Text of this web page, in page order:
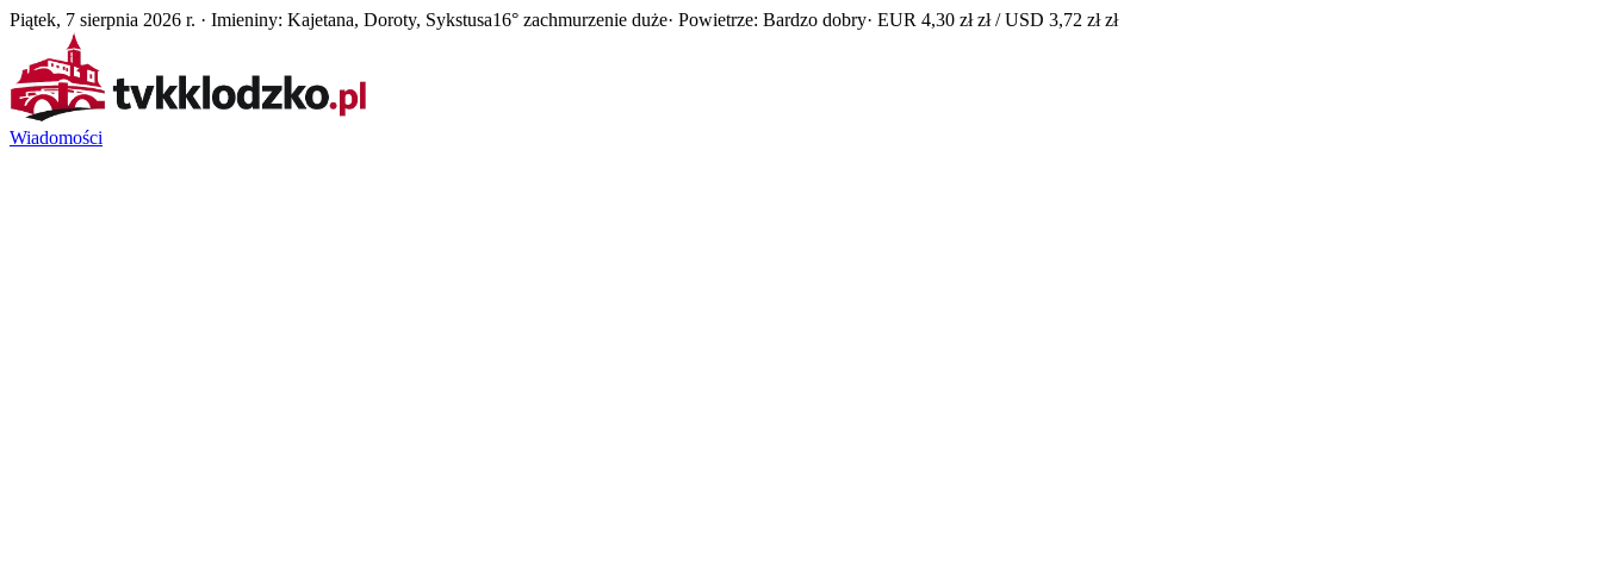
Piątek, 7 sierpnia 2026 r. · Imieniny: Kajetana, Doroty, Sykstusa16° zachmurzenie duże· Powietrze: Bardzo dobry· EUR 4,30 zł zł / USD 3,72 zł zł
Wiadomości